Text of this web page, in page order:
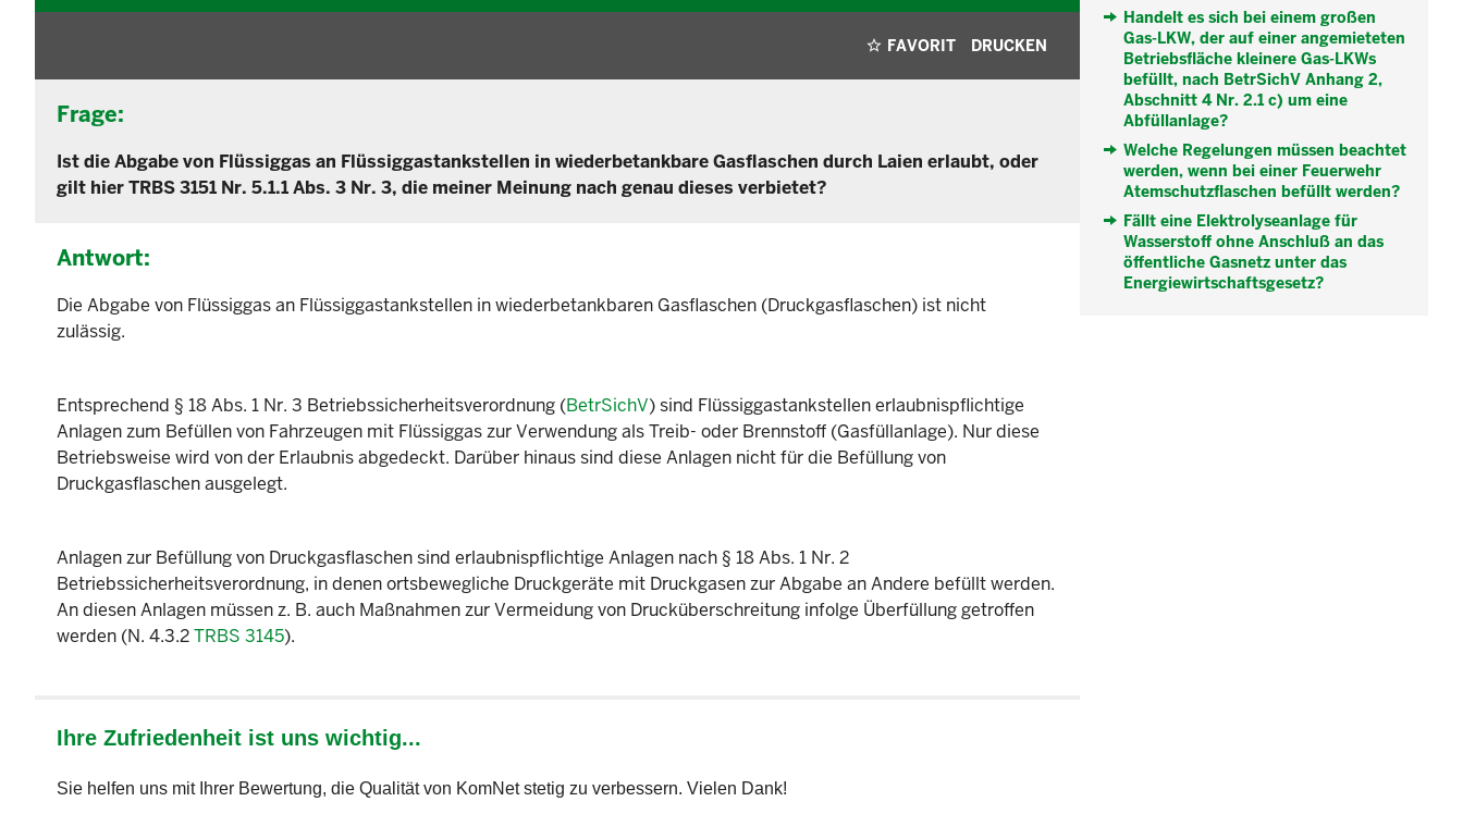
FAVORIT DRUCKEN
Frage:
Ist die Abgabe von Flüssiggas an Flüssiggastankstellen in wiederbetankbare Gasflaschen durch Laien erlaubt, oder
gilt hier TRBS 3151 Nr. 5.1.1 Abs. 3 Nr. 3, die meiner Meinung nach genau dieses verbietet?
Antwort:
Die Abgabe von Flüssiggas an Flüssiggastankstellen in wiederbetankbaren Gasflaschen (Druckgasflaschen) ist nicht
zulässig.
Entsprechend § 18 Abs. 1 Nr. 3 Betriebssicherheitsverordnung (BetrSichV) sind Flüssiggastankstellen erlaubnispflichtige
Anlagen zum Befüllen von Fahrzeugen mit Flüssiggas zur Verwendung als Treib- oder Brennstoff (Gasfüllanlage). Nur diese
Betriebsweise wird von der Erlaubnis abgedeckt. Darüber hinaus sind diese Anlagen nicht für die Befüllung von
Druckgasflaschen ausgelegt.
Anlagen zur Befüllung von Druckgasflaschen sind erlaubnispflichtige Anlagen nach § 18 Abs. 1 Nr. 2
Betriebssicherheitsverordnung, in denen ortsbewegliche Druckgeräte mit Druckgasen zur Abgabe an Andere befüllt werden.
An diesen Anlagen müssen z. B. auch Maßnahmen zur Vermeidung von Drucküberschreitung infolge Überfüllung getroffen
werden (N. 4.3.2TRBS 3145).
Handelt es sich bei einem großen
Gas-LKW, der auf einer angemieteten
Betriebsfläche kleinere Gas-LKWs
befüllt, nach BetrSichV Anhang 2,
Abschnitt 4 Nr. 2.1 c) um eine
Abfüllanlage?
Welche Regelungen müssen beachtet
werden, wenn bei einer Feuerwehr
Atemschutzflaschen befüllt werden?
Fällt eine Elektrolyseanlage für
Wasserstoff ohne Anschluß an das
öffentliche Gasnetz unter das
Energiewirtschaftsgesetz?